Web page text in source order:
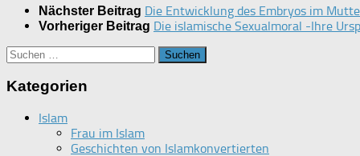
Nächster Beitrag Die Entwicklung des Embryos im
Vorheriger Beitrag Die islamische Sexualmoral -Ihre
Suchen
nach:
Kategorien
Islam
Frau im Islam
Geschichten von Islamkonvertierten